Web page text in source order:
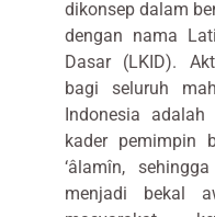
dikonsep dalam
dengan nama
Dasar (LKID).
bagi seluruh
Indonesia
kader pemimpin
‘âlamîn,
menjadi bekal